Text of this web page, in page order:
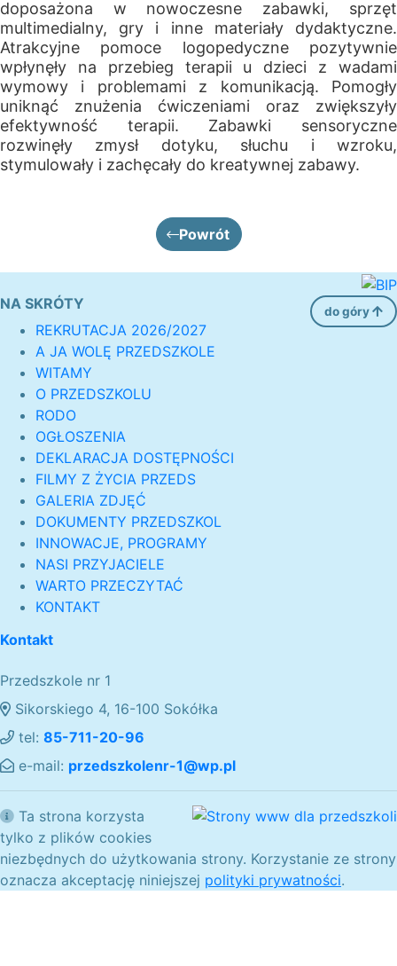
doposażona w nowoczesne zabawki, sprzęt
multimedialny, gry i inne materiały dydaktyczne.
Atrakcyjne pomoce logopedyczne pozytywnie
wpłynęły na przebieg terapii u dzieci z wadami
wymowy i problemami z komunikacją. Pomogły
uniknąć znużenia ćwiczeniami oraz zwiększyły
efektywność terapii. Zabawki sensoryczne
rozwinęły zmysł dotyku, słuchu i wzroku,
stymulowały i zachęcały do kreatywnej zabawy.
Powrót
NA SKRÓTY do góry
REKRUTACJA 2026/2027
A JA WOLĘ PRZEDSZKOLE
WITAMY
O PRZEDSZKOLU
RODO
OGŁOSZENIA
DEKLARACJA DOSTĘPNOŚCI
FILMY Z ŻYCIA PRZEDS
GALERIA ZDJĘĆ
DOKUMENTY PRZEDSZKOL
INNOWACJE, PROGRAMY
NASI PRZYJACIELE
WARTO PRZECZYTAĆ
KONTAKT
Kontakt
Przedszkole nr 1
Sikorskiego 4, 16-100 Sokółka
tel: 85-711-20-96
e-mail: przedszkolenr-1@wp.pl
Ta strona korzysta
tylko z plików cookies
niezbędnych do użytkowania strony. Korzystanie ze strony
oznacza akceptację niniejszej polityki prywatności.